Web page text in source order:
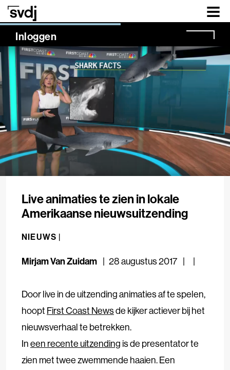
Naar hoofdinhoud
Inloggen
NaN%
Live animaties te zien in lokale
Amerikaanse nieuwsuitzending
NIEUWS |
Mirjam Van Zuidam 28 augustus 2017
Door live in de uitzending animaties af te spelen,
hoopt First Coast Newsde kijker actiever bij het
nieuwsverhaal te betrekken.
Ineen recente uitzending is de presentator te
zien met twee zwemmende haaien. Een